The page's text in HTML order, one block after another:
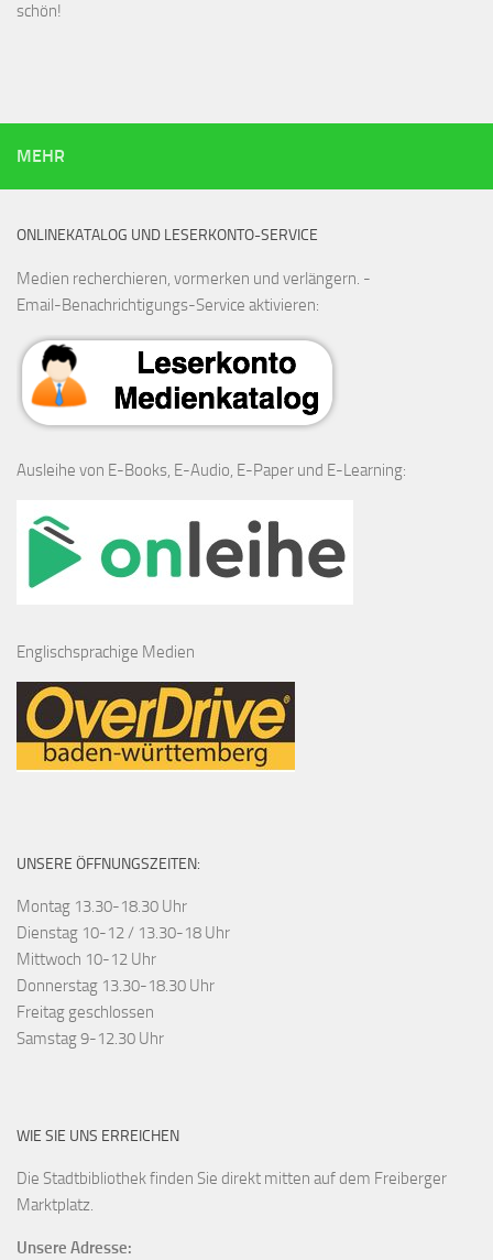
schön!
MEHR
ONLINEKATALOG UND LESERKONTO-SERVICE
Medien recherchieren, vormerken und verlängern. -
Email-Benachrichtigungs-Service aktivieren:
Ausleihe von E-Books, E-Audio, E-Paper und E-Learning:
Englischsprachige Medien
UNSERE ÖFFNUNGSZEITEN:
Montag 13.30-18.30 Uhr
Dienstag 10-12 / 13.30-18 Uhr
Mittwoch 10-12 Uhr
Donnerstag 13.30-18.30 Uhr
Freitag geschlossen
Samstag 9-12.30 Uhr
WIE SIE UNS ERREICHEN
Die Stadtbibliothek finden Sie direkt mitten auf dem Freiberger
Marktplatz.
Unsere Adresse: